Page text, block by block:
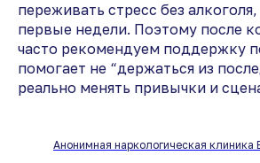
переживать стресс без
первые недели. Поэтому после
часто рекомендуем поддержку
помогает не “держаться из
реально менять привычки и
Анонимная наркологическая клиника